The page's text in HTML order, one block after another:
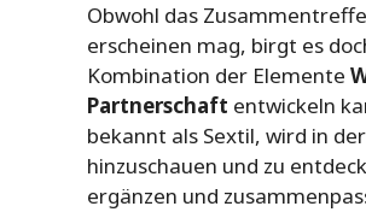
Obwohl das
erscheinen mag, birgt es
Kombination der Elemente
Partnerschaft entwickeln
bekannt als Sextil, wird in
hinzuschauen und zu
ergänzen und